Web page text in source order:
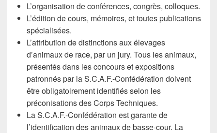
L’organisation de conférences, congrès, colloques.
L’édition de cours, mémoires, et toutes publications
spécialisées.
L’attribution de distinctions aux élevages
d’animaux de race, par un jury. Tous les animaux,
présentés dans les concours et expositions
patronnés par la S.C.A.F.-Confédération doivent
être obligatoirement identifiés selon les
préconisations des Corps Techniques.
La S.C.A.F.-Confédération est garante de
l’identification des animaux de basse-cour. La